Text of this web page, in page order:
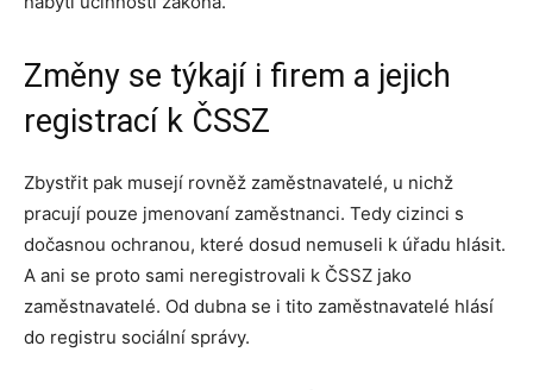
Změny se týkají i firem a jejich
registrací k ČSSZ
Zbystřit pak musejí rovněž zaměstnavatelé, u nichž
pracují pouze jmenovaní zaměstnanci. Tedy cizinci s
dočasnou ochranou, které dosud nemuseli k úřadu hlásit.
A ani se proto sami neregistrovali k ČSSZ jako
zaměstnavatelé. Od dubna se i tito zaměstnavatelé hlásí
do registru sociální správy.